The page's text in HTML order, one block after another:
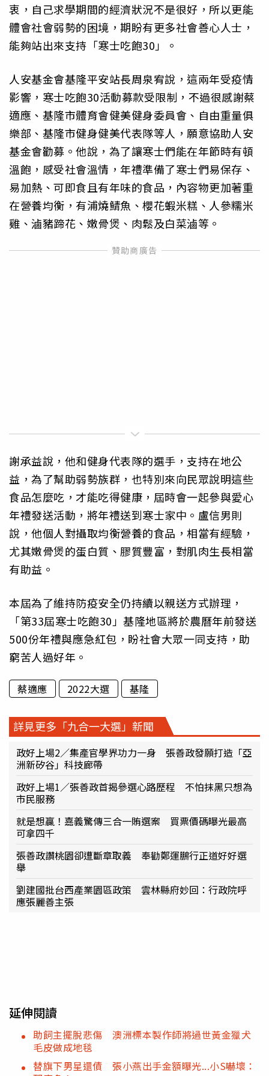
衷，自己求學期間的經濟狀況不是很好，所以更能
體會社會弱勢的困境，期盼有更多社會善心人士，
能夠站出來支持「寒士吃飽30」。
人安基金會基隆平安站長周泉宥說，這兩年受疫情
影響，寒士吃飽30活動募款受限制，不過很感謝蔡
適應、基隆市體育會健美健身委員會、自由重量俱
樂部、基隆市健身健美代表隊等人，願意協助人安
基金會勸募。他說，為了讓寒士們能在年節時有頓
溫飽，感受社會溫情，年禮準備了寒士們易保存、
易加熱、可即食且有年味的食品，內容物更加著重
在營養均衡，有浦燒鯖魚、櫻花蝦米糕、人參糯米
雞、滷豬蹄花、嫩骨煲、肉鬆及白菜滷等。
謝承益說，他和健身代表隊的選手，支持在地公
益，為了幫助弱勢族群，也特別來向民眾說明這些
食品怎麼吃，才能吃得健康，屆時會一起參與愛心
年禮發送活動，將年禮送到寒士家中。盧信男則
說，他個人對攝取均衡營養的食品，相當有經驗，
尤其嫩骨煲的蛋白質、膠質豐富，對肌肉生長相當
有助益。
本屆為了維持防疫安全仍持續以親送方式辦理，
「第33屆寒士吃飽30」基隆地區將於農曆年前發送
500份年禮與應急紅包，盼社會大眾一同支持，助
窮苦人過好年。
蔡適應 2022大選 基隆
詳見更多「九合一大選」新聞
政好上場2／集產官學界功力一身 張善政發願打造「亞
洲新矽谷」科技廊帶
政好上場1／張善政首揭參選心路歷程 不怕抹黑只想為
市民服務
就是想贏！嘉義驚傳三合一賄選案 買票價碼曝光最高
可拿四千
張善政讚桃園卻遭斷章取義 奉勸鄭運鵬行正道好好選
舉
劉建國批台西產業園區政策 雲林縣府妙回：行政院呼
應張麗善主張
延伸閱讀
助飼主擺脫悲傷 澳洲標本製作師將過世黃金獵犬
毛皮做成地毯
替旗下男星還債 張小燕出手金額曝光...小S嚇壞：